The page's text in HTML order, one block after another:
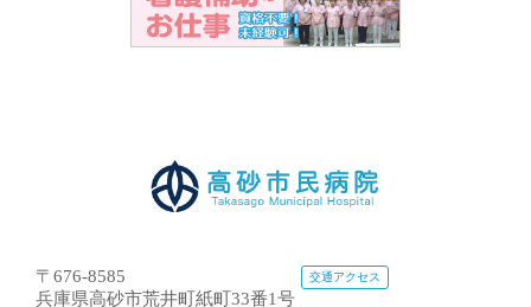
〒676-8585
兵庫県高砂市荒井町紙町33番1号
交通アクセス